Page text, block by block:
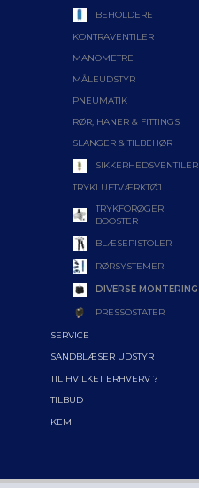
BEHOLDERE
KONTRAVENTILER
MANOMETRE
MÅLEUDSTYR
PNEUMATIK
RØR, HANER & FITTINGS
SLANGER & TILBEHØR
SIKKERHEDSVENTILER
TRYKLUFTVÆRKTØJ
TRYKFORØGER
BOOSTER
BLÆSEPISTOLER
RØRSYSTEMER
DIVERSE MONTERING
PRESSOSTATER
SERVICE
SANDBLÆSER UDSTYR
TIL HVILKET ERHVERV ?
TILBUD
KEMI